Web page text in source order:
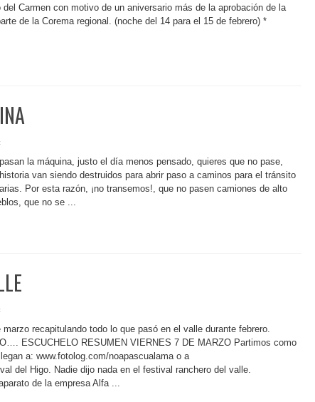
Carmen con motivo de un aniversario más de la aprobación de la
de la Corema regional. (noche del 14 para el 15 de febrero) *
la máquina, justo el día menos pensado, quieres que no pase,
van siendo destruidos para abrir paso a caminos para el tránsito
Por esta razón, ¡no transemos!, que no pasen camiones de alto
que no se ...
recapitulando todo lo que pasó en el valle durante febrero.
ESCUCHELO RESUMEN VIERNES 7 DE MARZO Partimos como
a: www.fotolog.com/noapascualama o a
del Higo. Nadie dijo nada en el festival ranchero del valle.
de la empresa Alfa ...